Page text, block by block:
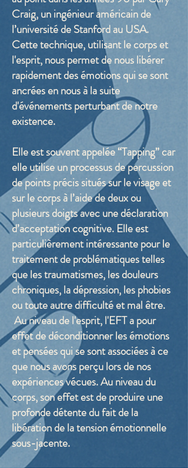
ou thérapie), très loin des spectacles
d’hypnose. Ma pratique permet
l’émergence de l’inconscientet donc un
travail encollaborationentre la
conscience (qui je suis et ce que je
désire) et nosschémas intérieurs
«pilote automatique», nos
«programmes»).
"Rendre l'inconscient conscient"
L’inconscient est bienveillant. Mais bien
qu’il soit toujours animé d’uneintention
positive, les stratégies qu’il met en place
ne sont pas toujours les mieux adaptées
pour nous… On ne travaille donc pas en
force contre lui pour changer, on
choisit plutôt de prendre en compte
cette intention positive pour la
réorientervers le comportement qui
convient.
L'hypnothérapie
Craig, un ingénieur américain de
l’université de Stanford au USA.
Cette technique, utilisant le corps et
l'esprit, nous permet de nous libérer
rapidement des émotions qui se sont
ancrées en nous à la suite
d'événements perturbant de notre
existence.
Elle est souvent appelée “Tapping” car
elle utilise un processus de percussion
de points précis situés sur le visage et
sur le corps à l’aide de deux ou
plusieurs doigts avec une déclaration
d’acceptation cognitive. Elle est
particulièrement intéressante pour le
traitement de problématiques telles
que les traumatismes, les douleurs
chroniques, la dépression, les phobies
ou toute autre difficulté et mal être.
Au niveau de l'esprit, l'EFT a pour
effet de déconditionner les émotions
et pensées qui se sont associées à ce
que nous avons perçu lors de nos
expériences vécues. Au niveau du
corps, son effet est de produire une
profonde détente du fait de la
libération de la tension émotionnelle
sous-jacente.